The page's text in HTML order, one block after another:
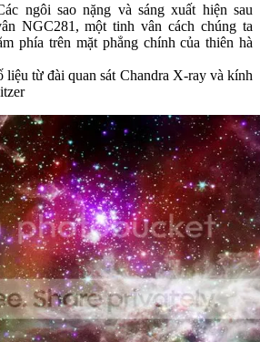
ngôi sao nặng và sáng xuất hiện sau
NGC281, một tinh vân cách chúng ta
phía trên mặt phẳng chính của thiên hà
liệu từ đài quan sát Chandra X-ray và kính